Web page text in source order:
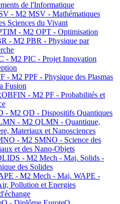
de l'Informatique
- M2 MSV - Mathématiques
Sciences du Vivant
- M2 OPT - Optimisation
- M2 PBR - Physique par
- M2 PIC - Projet Innovation
- M2 PPF - Physique des Plasmas
Fusion
- M2 PF - Probabilités et
- M2 QD - Dispositifs Quantiques
- M2 QLMN - Quantique,
Materiaux et Nanosciences
- M2 SMNO - Science des
et des Nano-Objets
- M2 Mech - Maj. Solids -
des Solides
- M2 Mech - Maj. WAPE -
Pollution et Energies